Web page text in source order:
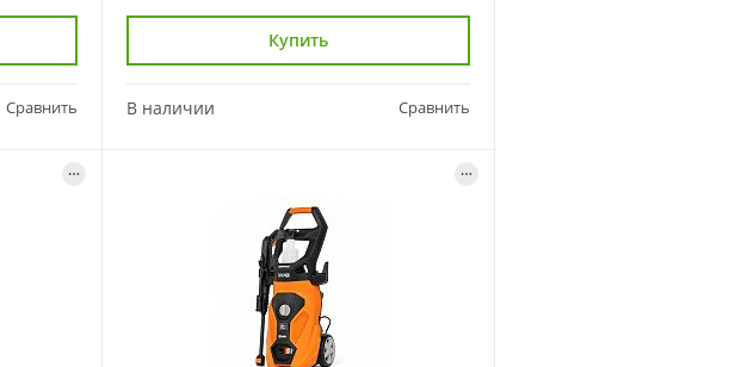
Сравнить
Купить
В наличии Сравнить